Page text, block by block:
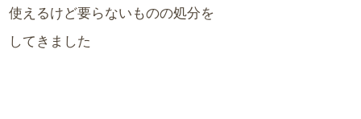
使えるけど要らないものの処分を
してきました